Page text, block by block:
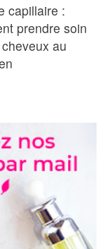
capillaire :
prendre soin
au